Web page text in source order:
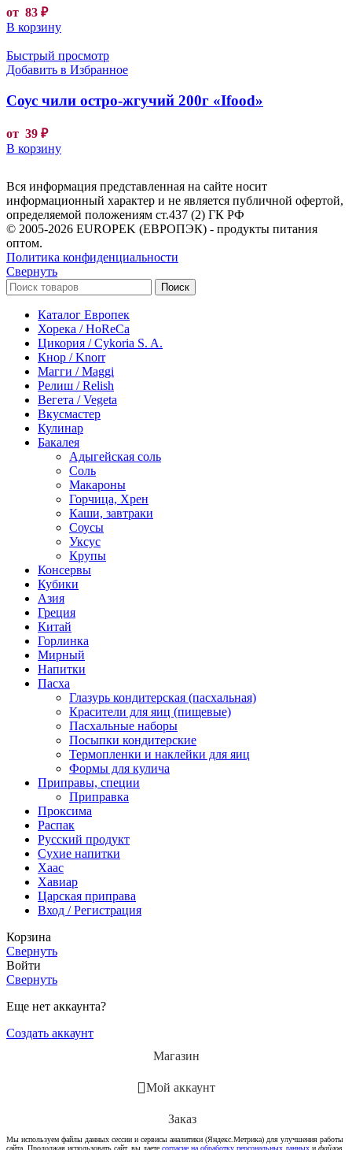
от 83 ₽
В корзину
Быстрый просмотр
Добавить в Избранное
Соус чили остро-жгучий 200г «Ifood»
от 39 ₽
В корзину
Вся информация представленная на сайте носит
информационный характер и не является публичной офертой,
определяемой положениям ст.437 (2) ГК РФ
© 2005-2026 EUROPEK (ЕВРОПЭК) - продукты питания
оптом.
Политика конфиденциальности
Свернуть
Поиск
Каталог Европек
Хорека / HoReCa
Цикория / Cykoria S. A.
Кнор / Knorr
Магги / Maggi
Релиш / Relish
Вегета / Vegeta
Вкусмастер
Кулинар
Бакалея
Адыгейская соль
Соль
Макароны
Горчица, Хрен
Каши, завтраки
Соусы
Уксус
Крупы
Консервы
Кубики
Азия
Греция
Китай
Горлинка
Мирный
Напитки
Пасха
Глазурь кондитерская (пасхальная)
Красители для яиц (пищевые)
Пасхальные наборы
Посыпки кондитерские
Термопленки и наклейки для яиц
Формы для кулича
Приправы, специи
Приправка
Проксима
Распак
Русский продукт
Сухие напитки
Хаас
Хавиар
Царская приправа
Вход / Регистрация
Корзина
Свернуть
Войти
Свернуть
Еще нет аккаунта?
Создать аккаунт
Магазин
Мой аккаунт
Заказ
Мы используем файлы данных сессии и сервисы аналитики (Яндекс.Метрика) для улучшения работы
сайта. Продолжая использовать сайт, вы даете согласие на обработку персональных данных и файлов